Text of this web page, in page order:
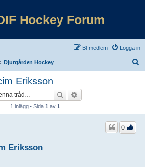
Hockey Forum
Logga in
Bli medlem
Djurgården Hockey
Eriksson
Sök
1 inlägg • Sida 1 av 1
Eriksson
0